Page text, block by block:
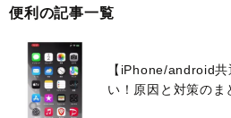
便利の記事一覧
【iPhone/android
い！原因と対策のま